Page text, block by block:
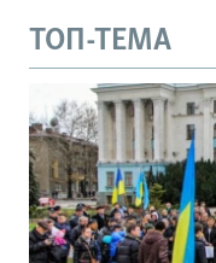
ТОП-ТЕМА